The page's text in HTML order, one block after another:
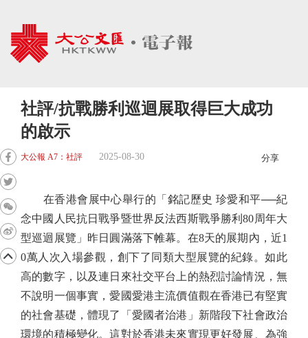
社評/抗戰勝利巡迴展取得巨大成功
的啟示
大公報 A7：社評 2025-08-30 分享
在香港會展中心舉行的「銘記歷史 珍愛和平──紀
念中國人民抗日戰爭暨世界反法西斯戰爭勝利80周年大
型巡迴展覽」昨日圓滿落下帷幕。在8天的展期內，近1
0萬人次入場參觀，創下了同類大型展覽的紀錄。如此
高的數字，以及連日來社交平台上的熱烈討論情況，無
不說明一個事實，愛國愛港主流價值觀在香港已有堅實
的社會基礎，體現了「愛國者治港」新階段下社會政治
環境的積極變化。這對於香港未來實現更好發展、為強